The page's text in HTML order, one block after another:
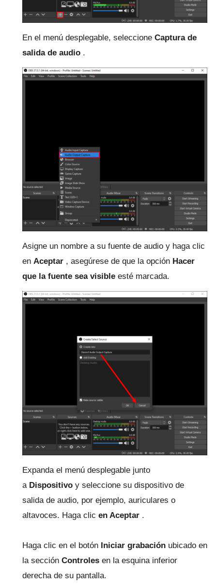
En el menú desplegable, seleccione Captura de
salida de audio .
Asigne un nombre a su fuente de audio y haga clic
en Aceptar , asegúrese de que la opción Hacer
que la fuente sea visible esté marcada.
Expanda el menú desplegable junto
a Dispositivo y seleccione su dispositivo de
salida de audio, por ejemplo, auriculares o
altavoces. Haga clic en Aceptar .
Haga clic en el botón Iniciar grabación ubicado en
la sección Controles en la esquina inferior
derecha de su pantalla.